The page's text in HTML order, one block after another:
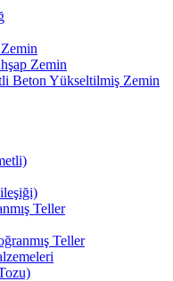
Zemin
Beton Yükseltilmiş Zemin
Teller
Teller